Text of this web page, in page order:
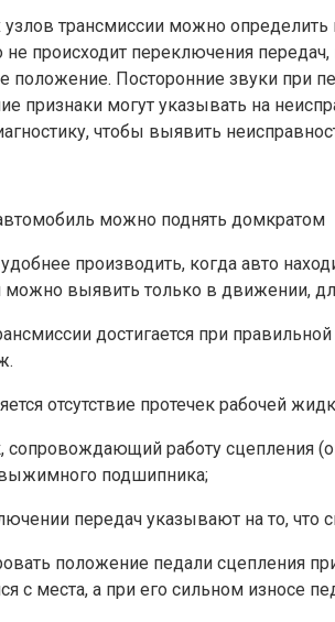
узлов трансмиссии можно
не происходит переключения
положение. Посторонние звуки при
признаки могут указывать на
чтобы выявить
можно поднять домкратом
производить, когда авто
выявить только в движении,
достигается при
отсутствие протечек рабочей
сопровождающий работу сцепления
подшипника;
передач указывают на то, что
положение педали сцепления
с места, а при его сильном износе